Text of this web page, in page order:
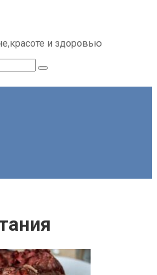
и здоровью